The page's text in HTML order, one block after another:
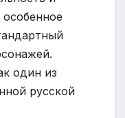
особенное
один из
русской